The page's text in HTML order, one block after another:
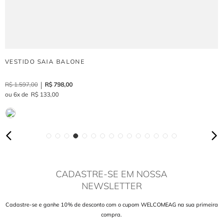
VESTIDO SAIA BALONE
R$ 1.597,00 R$ 798,00
6
R$ 133,00
CADASTRE-SE EM NOSSA
NEWSLETTER
Cadastre-se e ganhe 10% de desconto com o cupom WELCOMEAG na sua primeira
compra.